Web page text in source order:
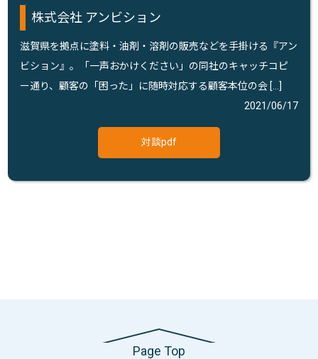
株式会社 アンビション
滋賀県を拠点に塗料・油剤・溶剤の販売などを手掛ける『アン
ビション』。「一声おかけください」の同社のキャッチコピ
ー通り、顧客の「困った」に随時対応する顧客本位の会 […]
2021/06/17
対談pdf
Page Top